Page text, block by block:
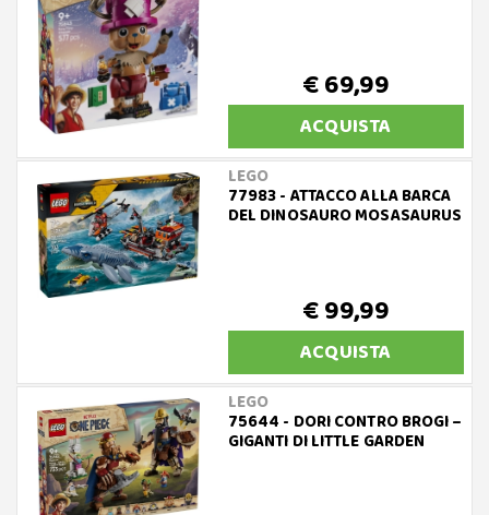
€ 69,99
ACQUISTA
LEGO
77983 - ATTACCO ALLA BARCA
DEL DINOSAURO MOSASAURUS
€ 99,99
ACQUISTA
LEGO
75644 - DORI CONTRO BROGI –
GIGANTI DI LITTLE GARDEN